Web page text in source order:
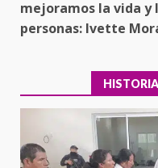
mejoramos la vida y
personas: Ivette